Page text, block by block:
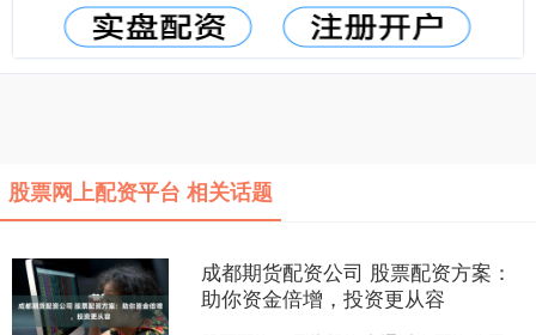
股票网上配资平台 相关话题
成都期货配资公司 股票配资方案：
助你资金倍增，投资更从容